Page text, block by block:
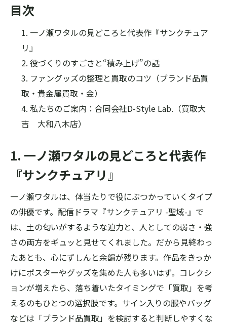
目次
一ノ瀬ワタルの見どころと代表作『サンクチュア
リ』
役づくりのすごさと“積み上げ”の話
ファングッズの整理と買取のコツ（ブランド品買
取・貴金属買取・金）
私たちのご案内：合同会社D-Style Lab.（買取大
吉 大和八木店）
1. 一ノ瀬ワタルの見どころと代表作
『サンクチュアリ』
一ノ瀬ワタルは、体当たりで役にぶつかっていくタイプ
の俳優です。配信ドラマ『サンクチュアリ -聖域-』で
は、土の匂いがするような迫力と、人としての弱さ・強
さの両方をギュッと見せてくれました。だから見終わっ
たあとも、心にずしんと余韻が残ります。作品をきっか
けにポスターやグッズを集めた人も多いはず。コレクシ
ョンが増えたら、落ち着いたタイミングで「買取」を考
えるのもひとつの選択肢です。サイン入りの服やバッグ
などは「ブランド品買取」を検討すると判断しやすくな